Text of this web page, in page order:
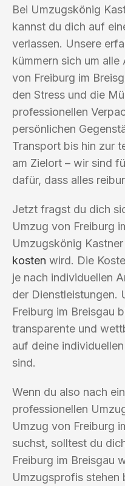
Bei Umzugskönig
kannst du dich auf
verlassen. Unsere
kümmern sich um
von Freiburg im
den Stress und die
professionellen
persönlichen
Transport bis hin zur
am Zielort – wir sind
dafür, dass alles
Jetzt fragst du dich
Umzug von Freiburg
Umzugskönig
kosten wird. Die
je nach individuellen
der Dienstleistungen.
Freiburg im Breisgau
transparente und
auf deine
sind.
Wenn du also nach
professionellen
Umzug von Freiburg
suchst, solltest du
Freiburg im Breisgau
Umzugsprofis stehen